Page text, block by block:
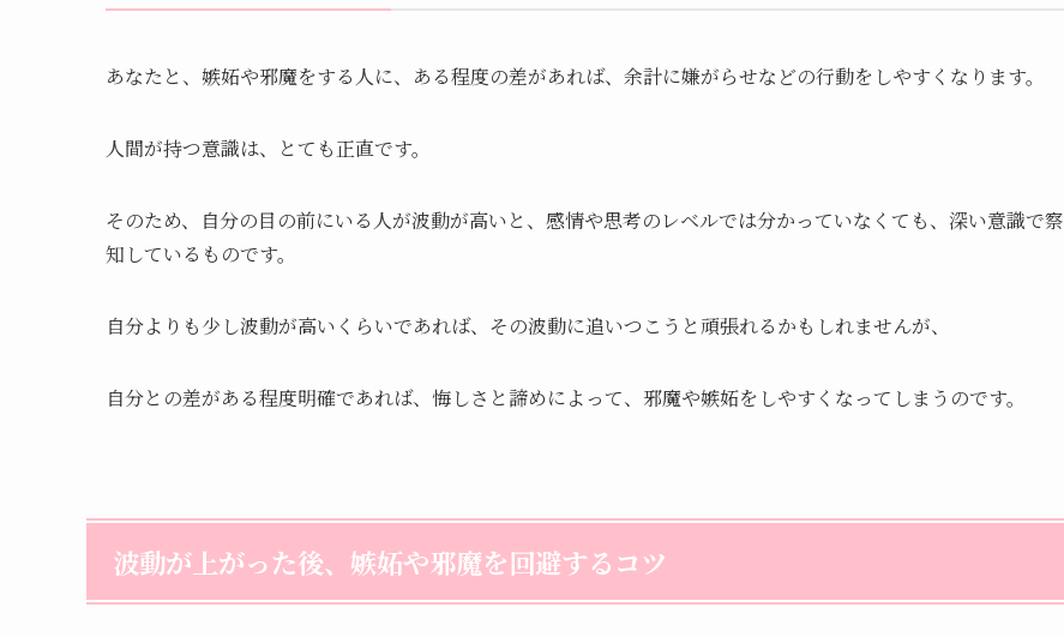
あなたと、嫉妬や邪魔をする人に、ある程度の差があれば、余計に嫌がらせなどの行動をしやすくなります。
人間が持つ意識は、とても正直です。
そのため、自分の目の前にいる人が波動が高いと、感情や思考のレベルでは分かっていなくても、深い意識で察
知しているものです。
自分よりも少し波動が高いくらいであれば、その波動に追いつこうと頑張れるかもしれませんが、
自分との差がある程度明確であれば、悔しさと諦めによって、邪魔や嫉妬をしやすくなってしまうのです。
波動が上がった後、嫉妬や邪魔を回避するコツ